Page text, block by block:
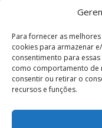
Para fornecer as
cookies para armazenar
consentimento para
como comportamento de
consentir ou retirar o
recursos e funções.